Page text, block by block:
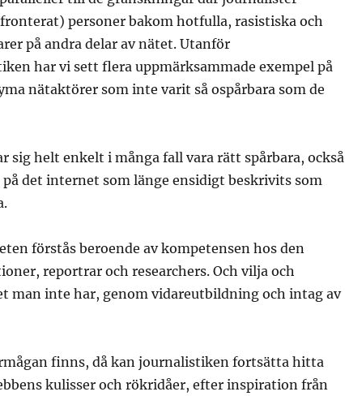
personer bakom hotfulla, rasistiska och
på andra delar av nätet. Utanför
har vi sett flera uppmärksammade exempel på
nätaktörer som inte varit så ospårbara som de
sig helt enkelt i många fall vara rätt spårbara, också
det internet som länge ensidigt beskrivits som
förstås beroende av kompetensen hos den
reportrar och researchers. Och vilja och
man inte har, genom vidareutbildning och intag av
finns, då kan journalistiken fortsätta hitta
kulisser och rökridåer, efter inspiration från